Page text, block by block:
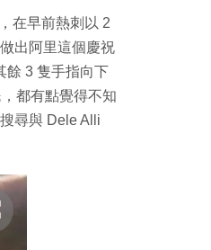
在早前熱刺以 2
出阿里這個慶祝
餘 3 隻手指向下
都有點覺得不知
尋與 Dele Alli